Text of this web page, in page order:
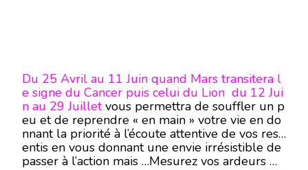
Du 25 Avril au 11 Juin quand Mars transitera l
e signe du Cancer puis celui du Lion du 12 Jui
n au 29 Juilletvous permettra de souffler un p
eu et de reprendre « en main » votre vie en do
nnant la priorité à l’écoute attentive de vos ress
entis en vous donnant une envie irrésistible de
passer à l’action mais …Mesurez vos ardeurs …